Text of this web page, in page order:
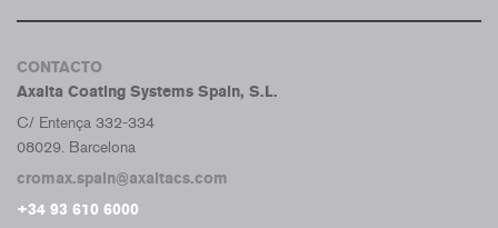
CONTACTO
Axalta Coating Systems Spain, S.L.
C/ Entença 332-334
08029. Barcelona
cromax.spain@axaltacs.com
+34 93 610 6000